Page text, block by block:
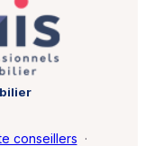
conseillers ·